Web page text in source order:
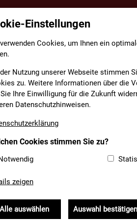
FACHBEREICHE
und Freiwillige Feuerwehr
Einstellungen
Cookies, um Ihnen ein
Nutzung unserer Webseite stimmen
zu. Weitere Informationen über die
Ihre Einwilligung für die Zukunft
Datenschutzhinweisen.
Cookies stimmen Sie zu?
zeigen
Alle auswählen Auswahl bestätigen